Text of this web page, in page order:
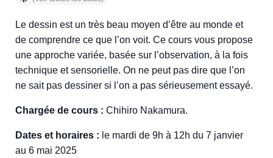
Le dessin est un très beau moyen d’être au monde et
de comprendre ce que l’on voit. Ce cours vous propose
une approche variée, basée sur l’observation, à la fois
technique et sensorielle. On ne peut pas dire que l’on
ne sait pas dessiner si l’on a pas sérieusement essayé.
Chargée de cours : Chihiro Nakamura.
Dates et horaires : le mardi de 9h à 12h du 7 janvier
au 6 mai 2025